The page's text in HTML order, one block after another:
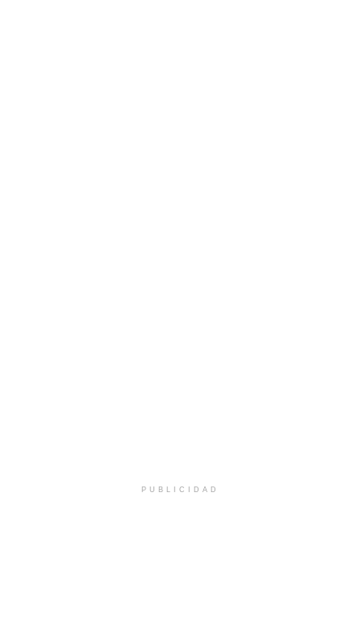
PUBLICIDAD